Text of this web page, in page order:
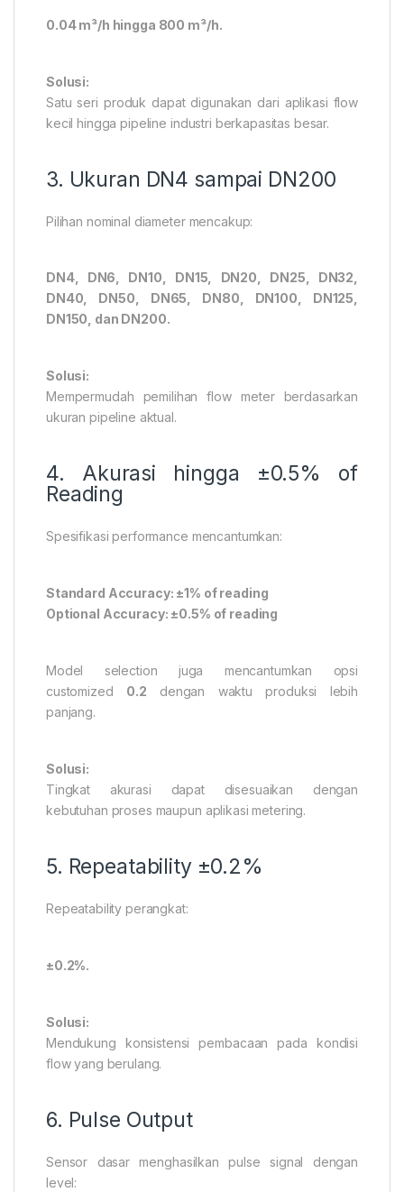
0.04 m³/h hingga 800 m³/h.
Solusi:
Satu seri produk dapat digunakan dari aplikasi flow
kecil hingga pipeline industri berkapasitas besar.
3. Ukuran DN4 sampai DN200
Pilihan nominal diameter mencakup:
DN4, DN6, DN10, DN15, DN20, DN25, DN32,
DN40, DN50, DN65, DN80, DN100, DN125,
DN150, dan DN200.
Solusi:
Mempermudah pemilihan flow meter berdasarkan
ukuran pipeline aktual.
4. Akurasi hingga ±0.5% of
Reading
Spesifikasi performance mencantumkan:
Standard Accuracy: ±1% of reading
Optional Accuracy: ±0.5% of reading
Model selection juga mencantumkan opsi
customized 0.2 dengan waktu produksi lebih
panjang.
Solusi:
Tingkat akurasi dapat disesuaikan dengan
kebutuhan proses maupun aplikasi metering.
5. Repeatability ±0.2%
Repeatability perangkat:
±0.2%.
Solusi:
Mendukung konsistensi pembacaan pada kondisi
flow yang berulang.
6. Pulse Output
Sensor dasar menghasilkan pulse signal dengan
level: